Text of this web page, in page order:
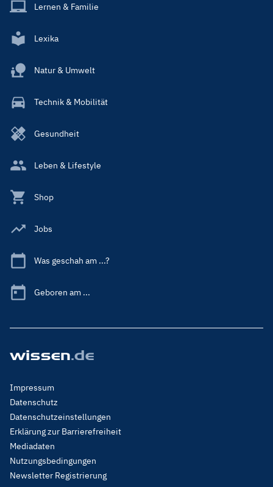
Lernen & Familie
Lexika
Natur & Umwelt
Technik & Mobilität
Gesundheit
Leben & Lifestyle
Shop
Jobs
Was geschah am ...?
Geboren am ...
Footer
Menu
Legal
Impressum
Datenschutz
Datenschutzeinstellungen
Erklärung zur Barrierefreiheit
Mediadaten
Nutzungsbedingungen
Newsletter Registrierung